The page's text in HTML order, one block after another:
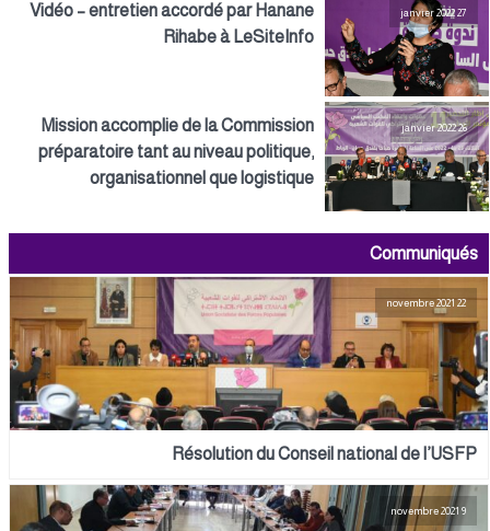
27 janvier 2022
Vidéo – entretien accordé par Hanane
Rihabe à LeSiteInfo
26 janvier 2022
Mission accomplie de la Commission
préparatoire tant au niveau politique,
organisationnel que logistique
Communiqués
22 novembre 2021
Résolution du Conseil national de l’USFP